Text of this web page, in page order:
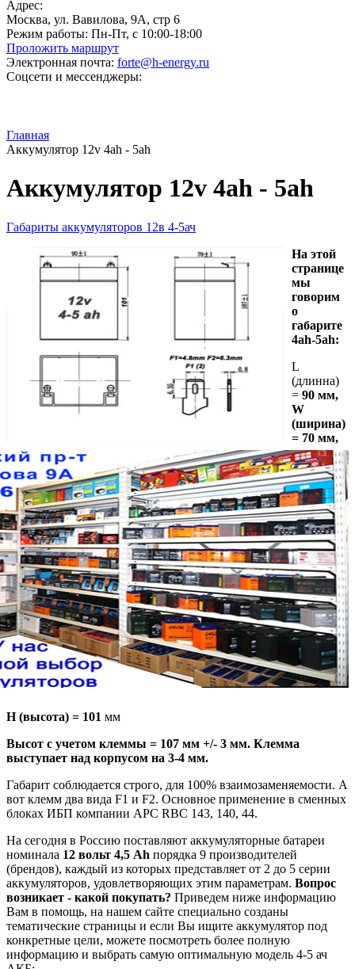
Адрес:
Москва, ул. Вавилова, 9А, стр 6
Режим работы: Пн-Пт, с 10:00-18:00
Проложить маршрут
Электронная почта: forte@h-energy.ru
Соцсети и мессенджеры:
Главная
Аккумулятор 12v 4ah - 5ah
Аккумулятор 12v 4ah - 5ah
Габариты аккумуляторов 12в 4-5ач
На этой
странице
мы
говорим
о
габарите
4ah-5ah:
L
(длинна)
= 90 мм,
W
(ширина)
= 70 мм,
H (высота) = 101 мм
Высот с учетом клеммы = 107 мм +/- 3 мм. Клемма
выступает над корпусом на 3-4 мм.
Габарит соблюдается строго, для 100% взаимозаменяемости. А
вот клемм два вида F1 и F2. Основное применение в сменных
блоках ИБП компании APC RBC 143, 140, 44.
На сегодня в Россию поставляют аккумуляторные батареи
номинала 12 вольт 4,5 Аh порядка 9 производителей
(брендов), каждый из которых представляет от 2 до 5 серии
аккумуляторов, удовлетворяющих этим параметрам. Вопрос
возникает - какой покупать? Приведем ниже информацию
Вам в помощь, на нашем сайте специально созданы
тематические страницы и если Вы ищите аккумулятор под
конкретные цели, можете посмотреть более полную
информацию и выбрать самую оптимальную модель 4-5 ач